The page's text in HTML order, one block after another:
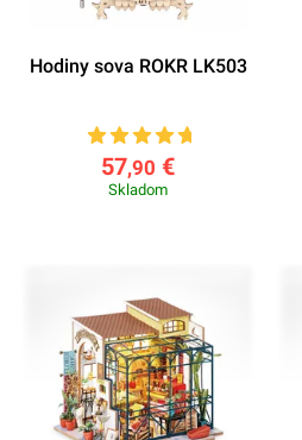
Hodiny sova ROKR LK503
57,90 €
Skladom